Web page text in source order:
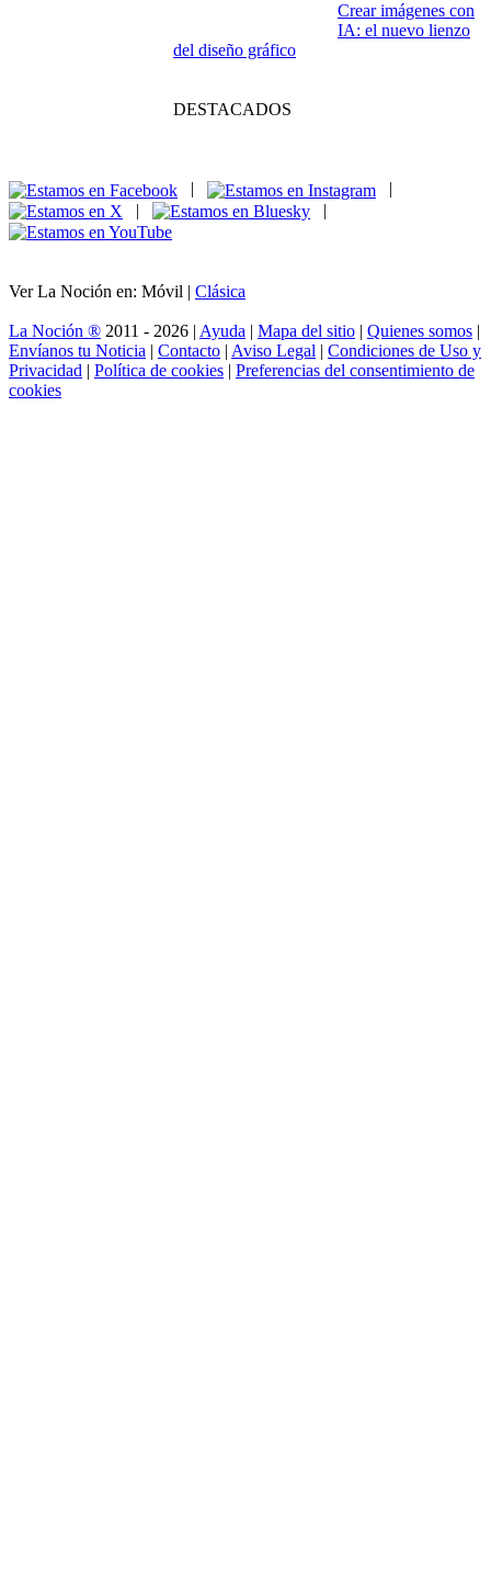
Crear imágenes con
IA: el nuevo lienzo
del diseño gráfico
DESTACADOS
|
|
|
|
Ver La Noción en: Móvil | Clásica
La Noción ® 2011 - 2026 | Ayuda | Mapa del sitio | Quienes somos |
Envíanos tu Noticia | Contacto | Aviso Legal | Condiciones de Uso y
Privacidad | Política de cookies | Preferencias del consentimiento de
cookies